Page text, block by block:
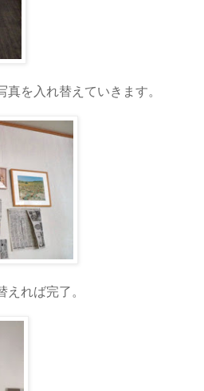
真を入れ替えていきます。
えれば完了。